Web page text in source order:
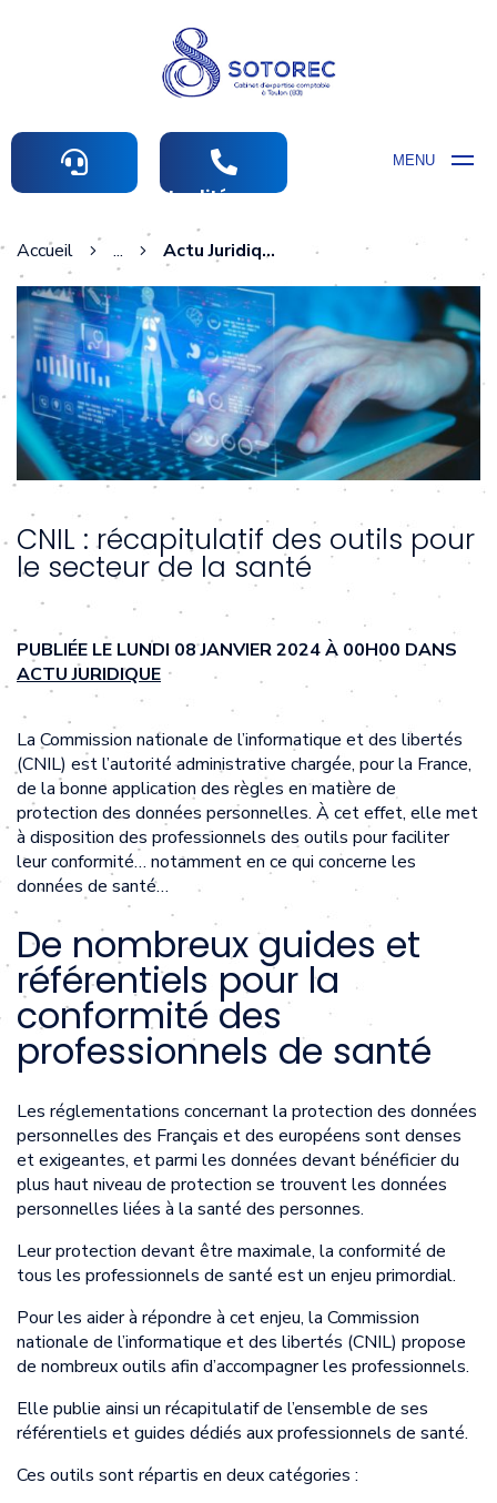
MENU
Actualités comptables
Accueil ... Actu Juridique
CNIL : récapitulatif des outils pour
le secteur de la santé
PUBLIÉE LE LUNDI 08 JANVIER 2024 À 00H00 DANS
ACTU JURIDIQUE
La Commission nationale de l’informatique et des libertés
(CNIL) est l’autorité administrative chargée, pour la France,
de la bonne application des règles en matière de
protection des données personnelles. À cet effet, elle met
à disposition des professionnels des outils pour faciliter
leur conformité… notamment en ce qui concerne les
données de santé…
De nombreux guides et
référentiels pour la
conformité des
professionnels de santé
Les réglementations concernant la protection des données
personnelles des Français et des européens sont denses
et exigeantes, et parmi les données devant bénéficier du
plus haut niveau de protection se trouvent les données
personnelles liées à la santé des personnes.
Leur protection devant être maximale, la conformité de
tous les professionnels de santé est un enjeu primordial.
Pour les aider à répondre à cet enjeu, la Commission
nationale de l’informatique et des libertés (CNIL) propose
de nombreux outils afin d’accompagner les professionnels.
Elle publie ainsi un récapitulatif de l’ensemble de ses
référentiels et guides dédiés aux professionnels de santé.
Ces outils sont répartis en deux catégories :